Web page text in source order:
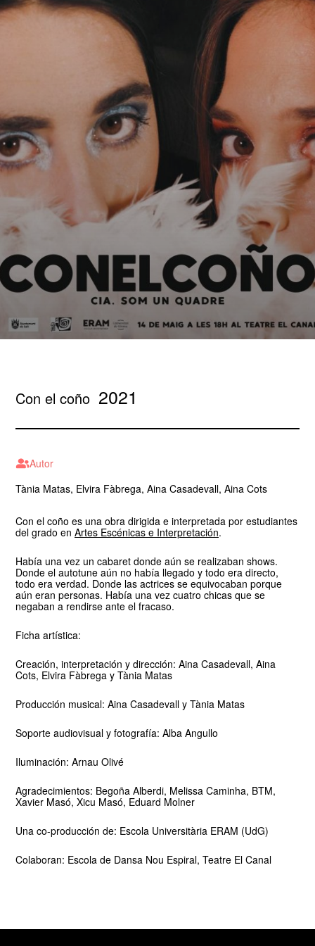
Con el coño 2021
Autor
Tània Matas, Elvira Fàbrega, Aina Casadevall, Aina Cots
Con el coño es una obra dirigida e interpretada por estudiantes
del grado en Artes Escénicas e Interpretación.
Había una vez un cabaret donde aún se realizaban shows.
Donde el autotune aún no había llegado y todo era directo,
todo era verdad. Donde las actrices se equivocaban porque
aún eran personas. Había una vez cuatro chicas que se
negaban a rendirse ante el fracaso.
Ficha artística:
Creación, interpretación y dirección: Aina Casadevall, Aina
Cots, Elvira Fàbrega y Tània Matas
Producción musical: Aina Casadevall y Tània Matas
Soporte audiovisual y fotografía: Alba Angullo
Iluminación: Arnau Olivé
Agradecimientos: Begoña Alberdi, Melissa Caminha, BTM,
Xavier Masó, Xicu Masó, Eduard Molner
Una co-producción de: Escola Universitària ERAM (UdG)
Colaboran: Escola de Dansa Nou Espiral, Teatre El Canal